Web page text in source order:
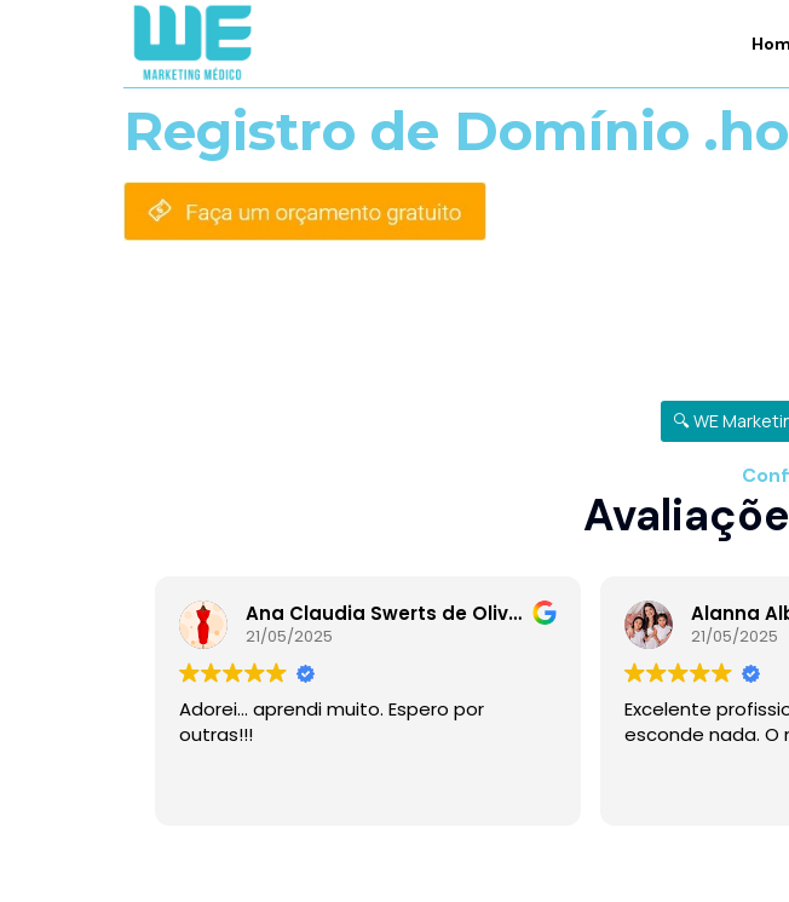
Registro de Domínio
🔍 WE
Ana Claudia Swerts de Oliveira
21/05/2025
Adorei… aprendi muito. Espero por
outras!!!
Alanna
21/05/2025
Excelente
esconde nada. O